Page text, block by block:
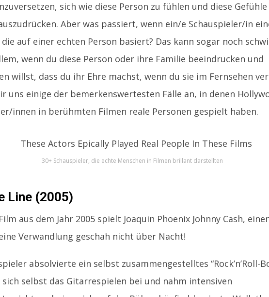
sich wie diese Person zu fühlen und diese
Aber was passiert, wenn ein/e Schauspieler/in
auf einer echten Person basiert? Das kann sogar noch
wenn du diese Person oder ihre Familie beeindrucken und
willst, dass du ihr Ehre machst, wenn du sie im Fernsehen
uns einige der bemerkenswertesten Fälle an, in denen
innen in berühmten Filmen reale Personen gespielt haben.
30+ Schauspieler, die echte Menschen in Filmen brillant darstellten
Line (2005)
aus dem Jahr 2005 spielt Joaquin Phoenix Johnny Cash,
Verwandlung geschah nicht über Nacht!
absolvierte ein selbst zusammengestelltes “Rock’n’Roll-
sich selbst das Gitarrespielen bei und nahm intensiven